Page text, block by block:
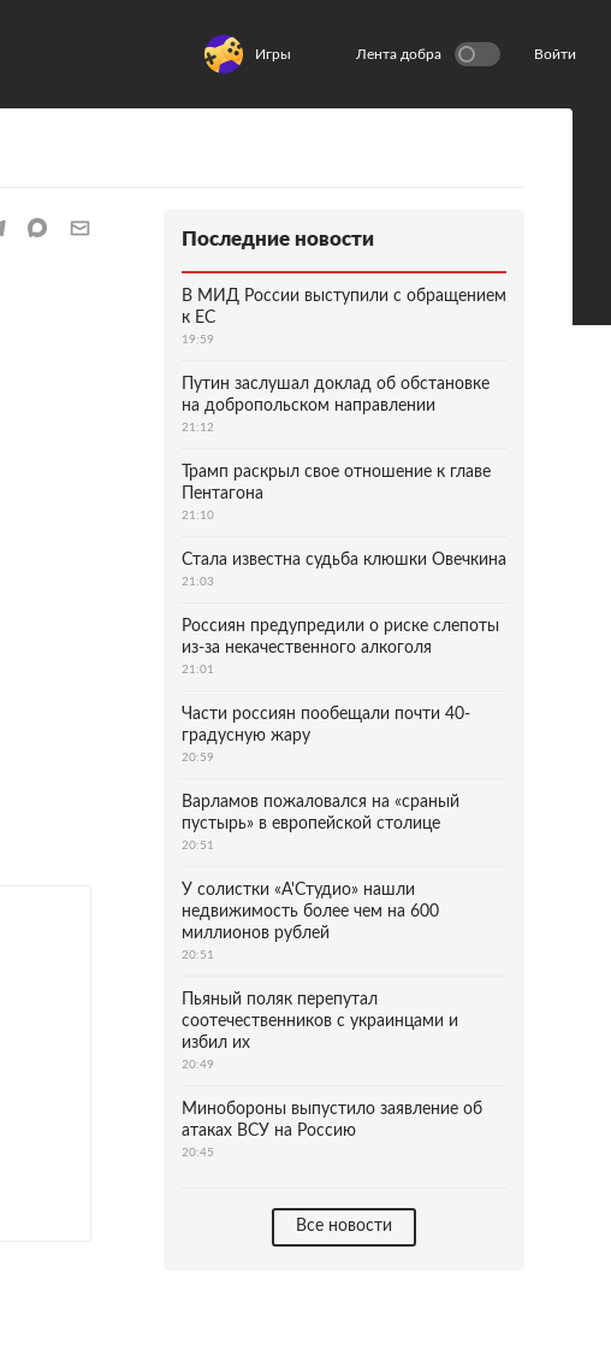
Игры Лента добра Войти
Последние новости
В МИД России выступили с обращением
к ЕС
19:59
Путин заслушал доклад об обстановке
на добропольском направлении
21:12
Трамп раскрыл свое отношение к главе
Пентагона
21:10
Стала известна судьба клюшки Овечкина
21:03
Россиян предупредили о риске слепоты
из-за некачественного алкоголя
21:01
Части россиян пообещали почти 40-
градусную жару
20:59
Варламов пожаловался на «сраный
пустырь» в европейской столице
20:51
У солистки «А'Студио» нашли
недвижимость более чем на 600
миллионов рублей
20:51
Пьяный поляк перепутал
соотечественников с украинцами и
избил их
20:49
Минобороны выпустило заявление об
атаках ВСУ на Россию
20:45
Все новости